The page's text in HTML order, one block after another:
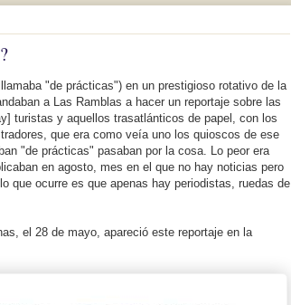
"de prácticas") en un prestigioso rotativo de la
a Las Ramblas a hacer un reportaje sobre las
turistas y aquellos trasatlánticos de papel, con los
que era como veía uno los quioscos de ese
"de prácticas" pasaban por la cosa. Lo peor era
en agosto, mes en el que no hay noticias pero
que ocurre es que apenas hay periodistas, ruedas de
el 28 de mayo, apareció este reportaje en la